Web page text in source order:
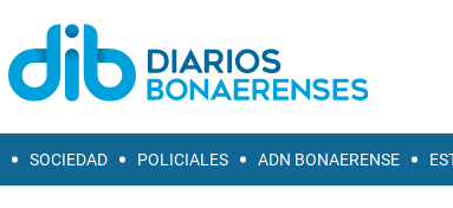
SOCIEDAD POLICIALES ADN BONAERENSE